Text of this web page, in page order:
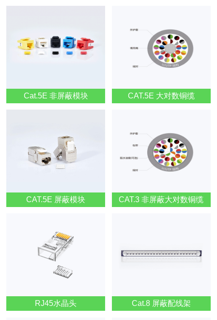
Cat.5E 非屏蔽模块 CAT.5E 大对数铜缆
CAT.5E 屏蔽模块 CAT.3 非屏蔽大对数铜缆
RJ45水晶头 Cat.8 屏蔽配线架